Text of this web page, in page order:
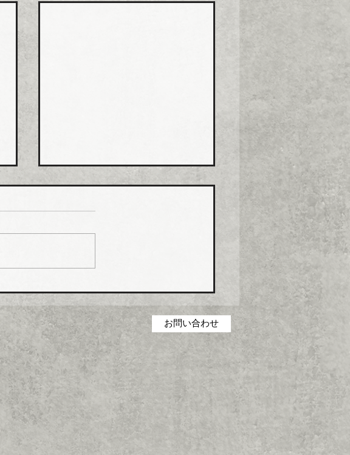
ホーコス グリース阻集器・
値上げ
一部製品について価格改定（値
経費低減に取り組んできたが、
昨今の原材料・エネルギーコス
トの高騰を吸収することができ
ず、一部製品の価格改定（値上
げ）に踏み切った。 対象とな
る製品は、グリース阻集器、排
水桝、オイル阻集器、その他阻
集器類、空調機用ドレントラッ
プ、設
お問い合わせ